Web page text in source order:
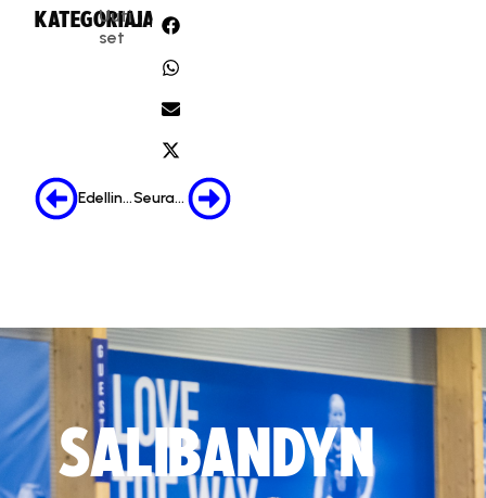
KATEGORIA:
Uuti
set
JAA:
Edellinen Seuraava
SALIBANDYN